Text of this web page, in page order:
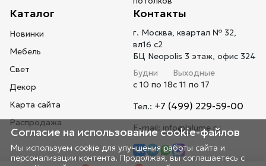
Каталог
Новинки
Мебель
Свет
Декор
Карта сайта
Распродажа
Контакты
г. Москва, квартал № 32,
вл16 с2
БЦ Neopolis 3 этаж, офис 324
Будни
с 10 по 18
Выходные
с 11 по 17
Тел.: +7 (499) 229-59-00
E-mail: info@lalume.ru
Согласие на использование cookie-файлов
Мы используем cookie для улучшения работы сайта и
персонализации контента. Продолжая, вы соглашаетесь с